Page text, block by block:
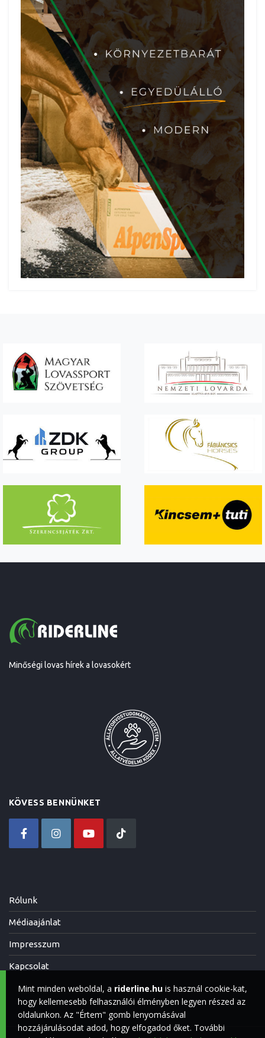
Minőségi lovas hírek a lovasokért
KÖVESS BENNÜNKET
Rólunk
Médiaajánlat
Impresszum
Kapcsolat
Mint minden weboldal, a riderline.hu is használ cookie-kat,
hogy kellemesebb felhasználói élményben legyen részed az
oldalunkon. Az "Értem" gomb lenyomásával
hozzájárulásodat adod, hogy elfogadod őket. További